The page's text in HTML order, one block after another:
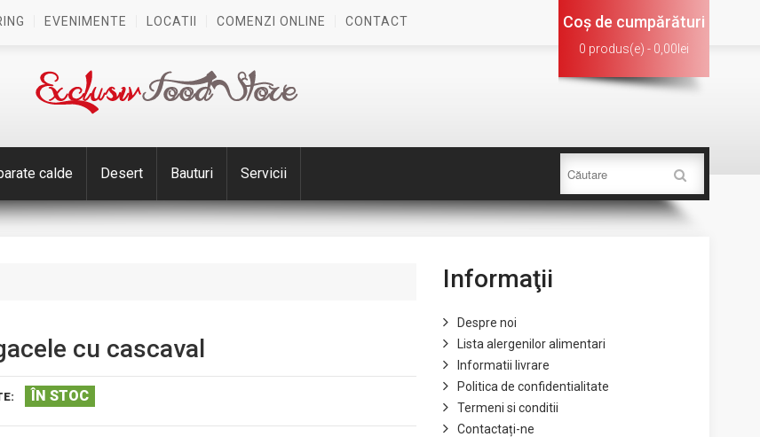
Coş de cumpărături
0 produs(e) - 0,00lei
EVENIMENTE LOCATII COMENZI ONLINE CONTACT
calde Desert Bauturi Servicii
cu cascaval
ÎN STOC
Informaţii
Despre noi
Lista alergenilor alimentari
Informatii livrare
Politica de confidentialitate
Termeni si conditii
Contactați-ne